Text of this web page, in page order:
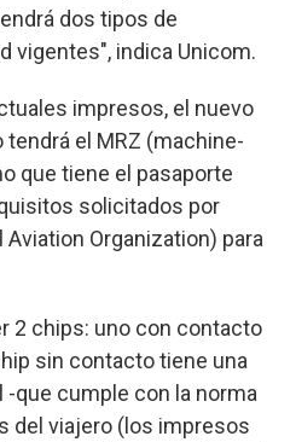
dos tipos de
vigentes", indica Unicom.
impresos, el nuevo
el MRZ (machine-
que tiene el pasaporte
solicitados por
Aviation Organization) para
2 chips: uno con contacto
sin contacto tiene una
que cumple con la norma
del viajero (los impresos